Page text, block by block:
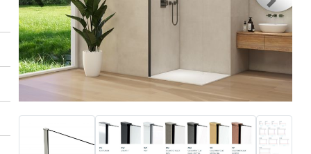
Previous Next